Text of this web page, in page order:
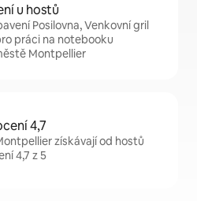
u hostů
Posilovna, Venkovní gril
práci na notebooku
Montpellier
4,7
získávají od hostů
4,7 z 5